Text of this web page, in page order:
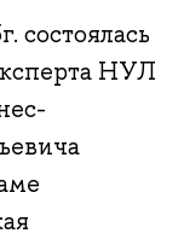
состоялась
НУЛ